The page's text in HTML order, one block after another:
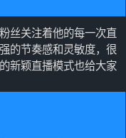
丝关注着他的每一次直
的节奏感和灵敏度，很
新颖直播模式也给大家